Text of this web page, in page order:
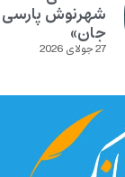
شهرنوش پارسی
جان»
27 جولای 2026